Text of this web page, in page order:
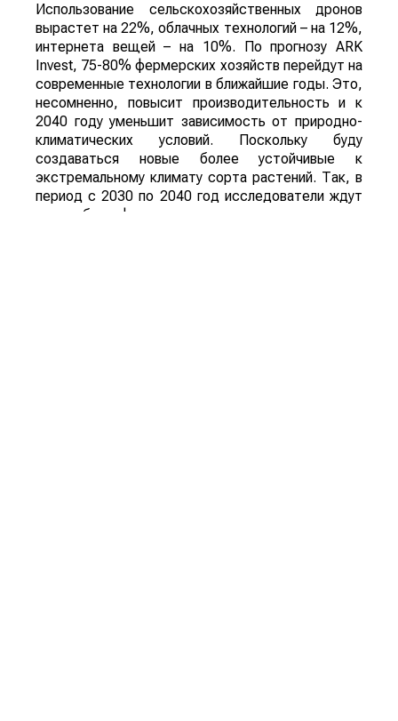
Использование сельскохозяйственных дронов
вырастет на 22%, облачных технологий – на 12%,
интернета вещей – на 10%. По прогнозу ARK
Invest, 75-80% фермерских хозяйств перейдут на
современные технологии в ближайшие годы. Это,
несомненно, повысит производительность и к
2040 году уменьшит зависимость от природно-
климатических условий. Поскольку буду
создаваться новые более устойчивые к
экстремальному климату сорта растений. Так, в
период с 2030 по 2040 год исследователи ждут
скачка биоинформатики и геномики.